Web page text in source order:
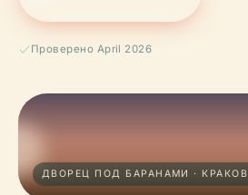
Проверено April 2026
ДВОРЕЦ ПОД БАРАНАМИ · КРАКОВ